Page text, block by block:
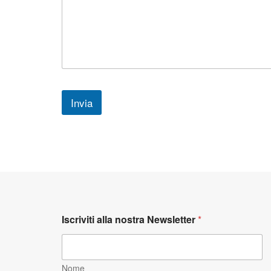
Invia
Iscriviti alla nostra Newsletter*
Nome